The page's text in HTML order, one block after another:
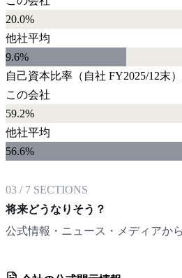
20.0%
他社平均
9.6%
自己資本比率 （自社 FY2025/12末）
この会社
59.2%
他社平均
56.6%
03 / 7 SECTIONS
将来どうなりそう？
公式情報・ニュース・メディアか